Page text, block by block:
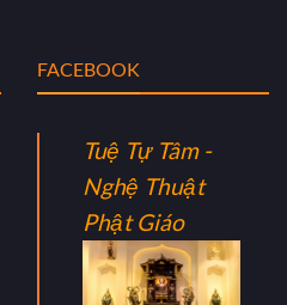
FACEBOOK
Tuệ Tự Tâm -
Nghệ Thuật
Phật Giáo